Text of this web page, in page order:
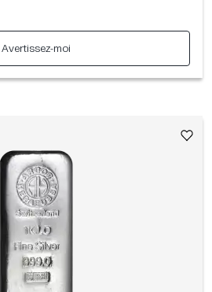
Avertissez-moi